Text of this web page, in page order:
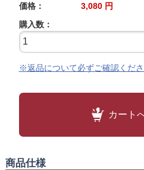
価格：
3,080 円
購入数：
※返品について必ずご確認くだ
カート
商品仕様